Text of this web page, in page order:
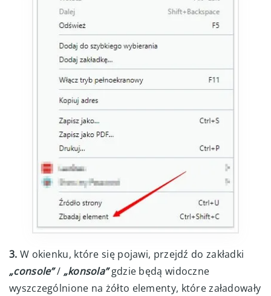
3. W okienku, które się pojawi, przejdź do zakładki
„console”/ „konsola”gdzie będą widoczne
wyszczególnione na żółto elementy, które załadowały